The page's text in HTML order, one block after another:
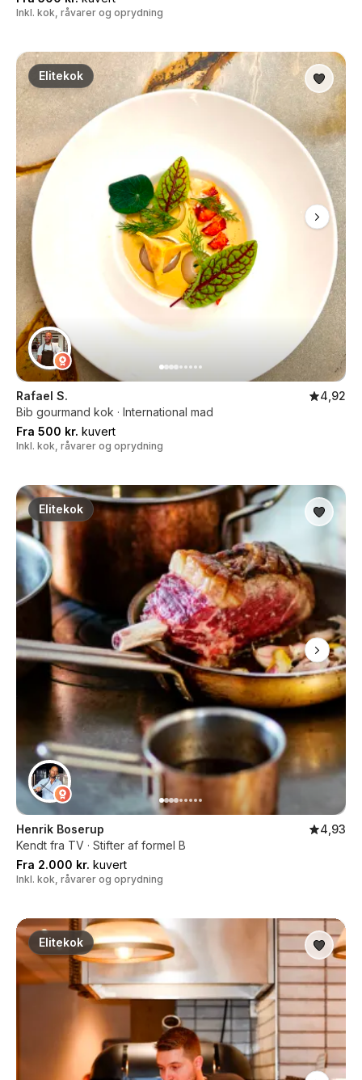
Inkl. kok, råvarer og oprydning
Elitekok
Rafael S.
4,92
Bib gourmand kok · International mad
Fra 500 kr. kuvert
Inkl. kok, råvarer og oprydning
Elitekok
Henrik Boserup
4,93
Kendt fra TV · Stifter af formel B
Fra 2.000 kr. kuvert
Inkl. kok, råvarer og oprydning
Elitekok